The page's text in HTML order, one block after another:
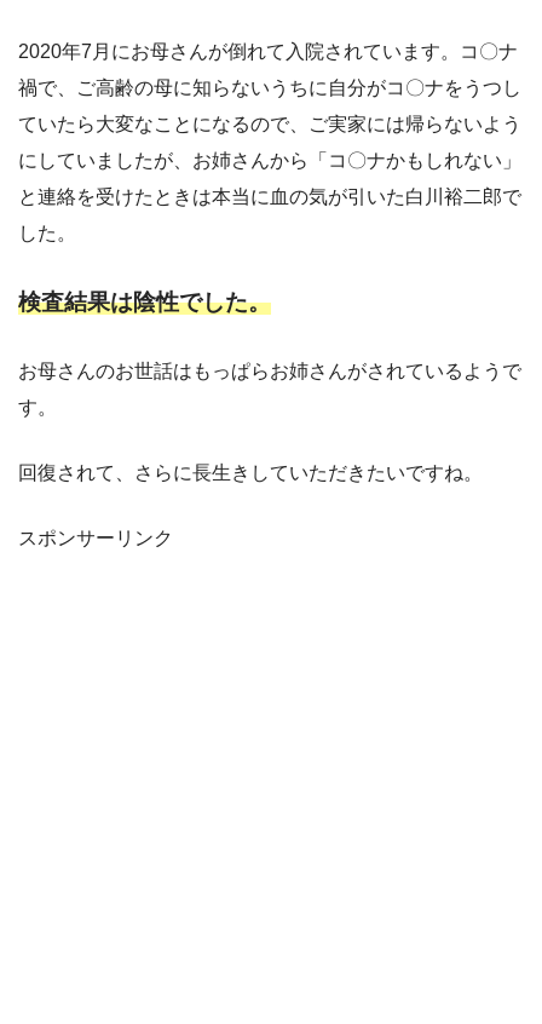
2020年7月にお母さんが倒れて入院されています。コ〇ナ
禍で、ご高齢の母に知らないうちに自分がコ〇ナをうつし
ていたら大変なことになるので、ご実家には帰らないよう
にしていましたが、お姉さんから「コ〇ナかもしれない」
と連絡を受けたときは本当に血の気が引いた白川裕二郎で
した。
検査結果は陰性でした。
お母さんのお世話はもっぱらお姉さんがされているようで
す。
回復されて、さらに長生きしていただきたいですね。
スポンサーリンク